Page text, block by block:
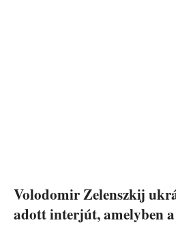
Volodomir Zelenszkij
adott interjút, amelyben